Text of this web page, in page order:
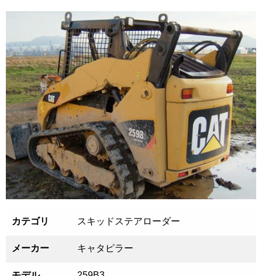
カテゴリ スキッドステアローダー
メーカー キャタピラー